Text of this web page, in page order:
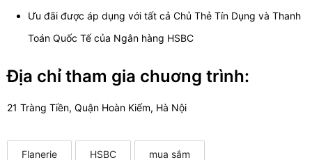
Ưu đãi được áp dụng với tất cả Chủ Thẻ Tín Dụng và Thanh
Toán Quốc Tế của Ngân hàng HSBC
Địa chỉ tham gia chuơng trình:
21 Tràng Tiền, Quận Hoàn Kiếm, Hà Nội
Flanerie HSBC mua sắm